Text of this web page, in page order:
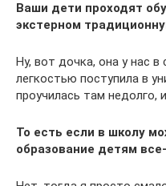
Ваши дети проходят
экстерном
Ну, вот дочка, она у нас
легкостью поступила в
проучилась там недолго,
То есть если в школу
образование детям